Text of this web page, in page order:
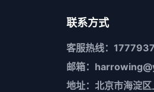
联系方式
客服热线：
邮箱：
地址：北京市海淀区